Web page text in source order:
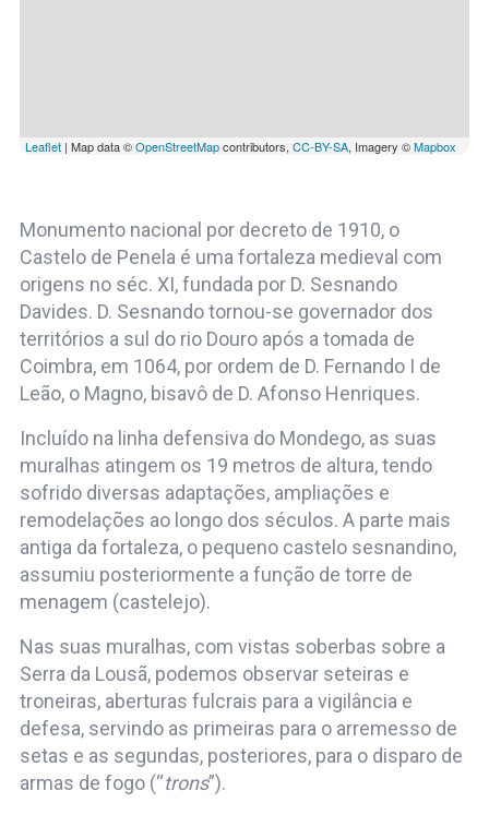
Monumento nacional por decreto de 1910, o
Castelo de Penela é uma fortaleza medieval com
origens no séc. XI, fundada por D. Sesnando
Davides. D. Sesnando tornou-se governador dos
territórios a sul do rio Douro após a tomada de
Coimbra, em 1064, por ordem de D. Fernando I de
Leão, o Magno, bisavô de D. Afonso Henriques.
Incluído na linha defensiva do Mondego, as suas
muralhas atingem os 19 metros de altura, tendo
sofrido diversas adaptações, ampliações e
remodelações ao longo dos séculos. A parte mais
antiga da fortaleza, o pequeno castelo sesnandino,
assumiu posteriormente a função de torre de
menagem (castelejo).
Nas suas muralhas, com vistas soberbas sobre a
Serra da Lousã, podemos observar seteiras e
troneiras, aberturas fulcrais para a vigilância e
defesa, servindo as primeiras para o arremesso de
setas e as segundas, posteriores, para o disparo de
armas de fogo (“trons”).
Leaflet| Map data ©OpenStreetMapcontributors, CC-BY-SA, Imagery ©Mapbox